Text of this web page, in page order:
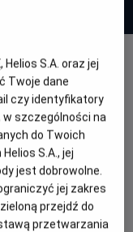
FIFA 2026:
2026 - Półfinał
S.A. oraz jej
Twoje dane
czy identyfikatory
w szczególności na
do Twoich
S.A., jej
jest dobrowolne.
jej zakres
przejdź do
przetwarzania